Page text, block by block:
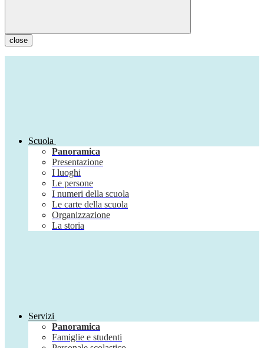
close
Scuola
Panoramica
Presentazione
I luoghi
Le persone
I numeri della scuola
Le carte della scuola
Organizzazione
La storia
Servizi
Panoramica
Famiglie e studenti